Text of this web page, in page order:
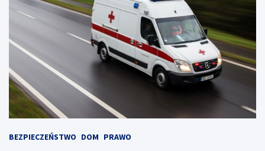
BEZPIECZEŃSTWO DOM PRAWO